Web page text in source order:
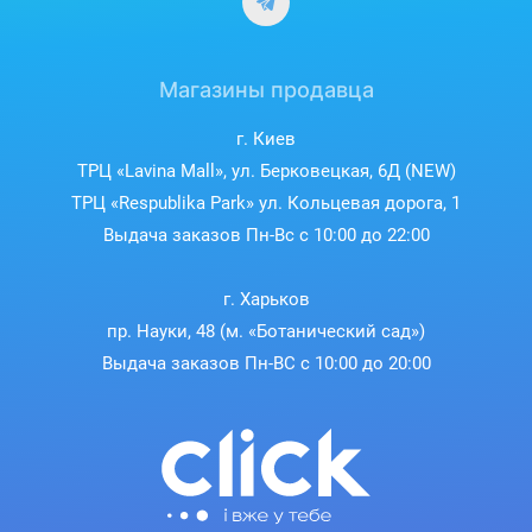
Оптимизированные режимы
для игр и кино
кинематографическом режиме включается 3D-звук,
усиливающий эффект погружения в фильм.
Магазины продавца
г. Киев
ТРЦ «Lavina Mall», ул. Берковецкая, 6Д (NEW)
ТРЦ «Respublika Park» ул. Кольцевая дорога, 1
Выдача заказов Пн-Вс с 10:00 до 22:00
г. Харьков
пр. Науки, 48 (м. «Ботанический сад»)
Выдача заказов Пн-ВС с 10:00 до 20:00